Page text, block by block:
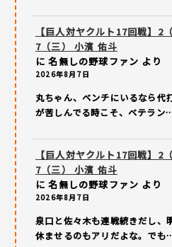
【巨人対ヤクルト17回戦】2
7（三） 小濱 佑斗
に名無しの野球ファン より
2026年8月7日
丸ちゃん、ベンチにいるなら代
が苦しんでる時こそ、ベテラン
【巨人対ヤクルト17回戦】2
7（三） 小濱 佑斗
に名無しの野球ファン より
2026年8月7日
泉口と佐々木も連戦続きだし、
休ませるのもアリだよな。でも